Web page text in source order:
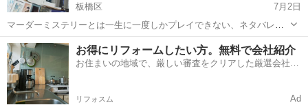
板橋区
7月2日
マーダーミステリーとは一生に一度しかプレイできない、ネタバレ厳
禁の参加型ミステリーです。 初心者の方には当日、GMが詳しく解説
します！ ※マーダーミステリーは連絡のやりとりが必要なため、原則
Twiplaからの参加申請とさ...
東京 板橋区 その他
お得にリフォームしたい方。無料で会社紹介
お住まいの地域で、厳しい審査をクリアした厳選会社を
リフォスム Ad